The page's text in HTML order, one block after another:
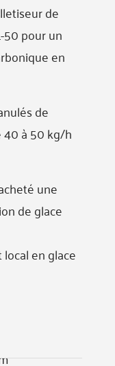
de
50 pour un
en
de
à 50 kg/h
une
de glace
en glace